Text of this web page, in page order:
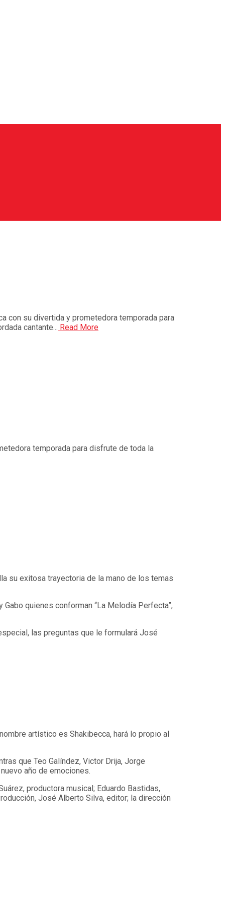
con su divertida y prometedora temporada para
cantante... Read More
temporada para disfrute de toda la
su exitosa trayectoria de la mano de los temas
quienes conforman “La Melodía Perfecta”,
las preguntas que le formulará José
artístico es Shakibecca, hará lo propio al
que Teo Galíndez, Victor Drija, Jorge
año de emociones.
productora musical; Eduardo Bastidas,
José Alberto Silva, editor; la dirección